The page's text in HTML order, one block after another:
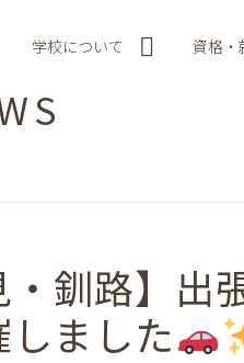
学校について 資格・
・釧路】出
ました